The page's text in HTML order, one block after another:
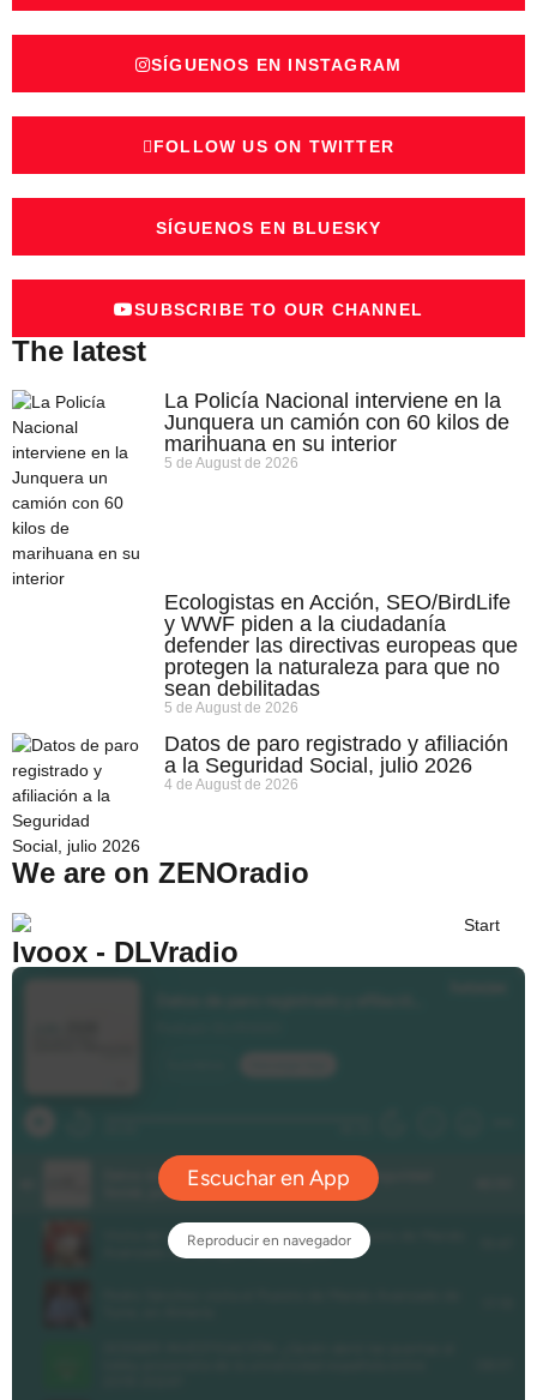
SÍGUENOS EN INSTAGRAM
FOLLOW US ON TWITTER
SÍGUENOS EN BLUESKY
SUBSCRIBE TO OUR CHANNEL
The latest
La Policía Nacional interviene en la
Junquera un camión con 60 kilos de
marihuana en su interior
5 de August de 2026
Ecologistas en Acción, SEO/BirdLife
y WWF piden a la ciudadanía
defender las directivas europeas que
protegen la naturaleza para que no
sean debilitadas
5 de August de 2026
Datos de paro registrado y afiliación
a la Seguridad Social, julio 2026
4 de August de 2026
We are on ZENOradio
Ivoox - DLVradio